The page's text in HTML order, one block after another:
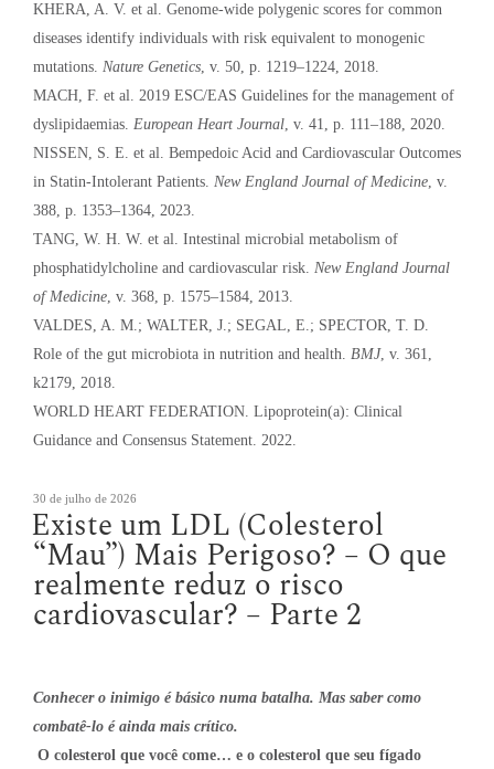
KHERA, A. V. et al. Genome-wide polygenic scores for common
diseases identify individuals with risk equivalent to monogenic
mutations. Nature Genetics, v. 50, p. 1219–1224, 2018.
MACH, F. et al. 2019 ESC/EAS Guidelines for the management of
dyslipidaemias. European Heart Journal, v. 41, p. 111–188, 2020.
NISSEN, S. E. et al. Bempedoic Acid and Cardiovascular Outcomes
in Statin-Intolerant Patients. New England Journal of Medicine, v.
388, p. 1353–1364, 2023.
TANG, W. H. W. et al. Intestinal microbial metabolism of
phosphatidylcholine and cardiovascular risk. New England Journal
of Medicine, v. 368, p. 1575–1584, 2013.
VALDES, A. M.; WALTER, J.; SEGAL, E.; SPECTOR, T. D.
Role of the gut microbiota in nutrition and health. BMJ, v. 361,
k2179, 2018.
WORLD HEART FEDERATION. Lipoprotein(a): Clinical
Guidance and Consensus Statement. 2022.
Publicado
em
30 de julho de 2026
Existe um LDL (Colesterol
“Mau”) Mais Perigoso? – O que
realmente reduz o risco
cardiovascular? – Parte 2
Conhecer o inimigo é básico numa batalha. Mas saber como
combatê-lo é ainda mais crítico.
O colesterol que você come… e o colesterol que seu fígado